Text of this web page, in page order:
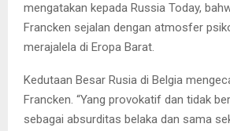
mengatakan kepada Russia Today,
Francken sejalan dengan atmosfer
merajalela di Eropa Barat.
Kedutaan Besar Rusia di Belgia
Francken. “Yang provokatif dan tidak
sebagai absurditas belaka dan sama